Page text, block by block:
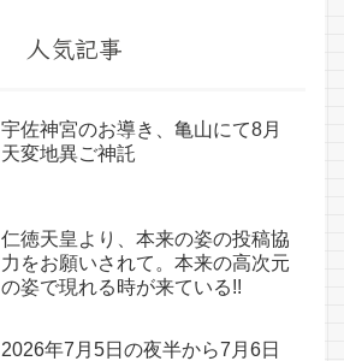
人気記事
宇佐神宮のお導き、亀山にて8月
天変地異ご神託
仁徳天皇より、本来の姿の投稿協
力をお願いされて。本来の高次元
の姿で現れる時が来ている!!
2026年7月5日の夜半から7月6日